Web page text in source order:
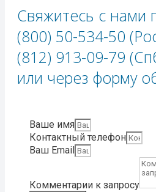
Свяжитесь с нами
(800) 50-534-50
(812) 913-09-79
или через форму
Ваше имя
Контактный телефон
Ваш Email
Комментарии к запросу